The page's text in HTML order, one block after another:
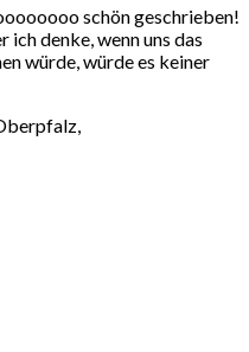
schön geschrieben!
ich denke, wenn uns das
würde, würde es keiner